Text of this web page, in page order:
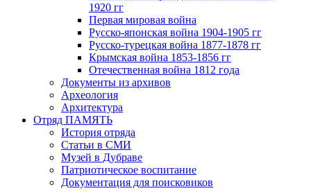
1920 гг
Первая мировая война
Русско-японская война 1904-1905 гг
Русско-турецкая война 1877-1878 гг
Крымская война 1853-1856 гг
Отечественная война 1812 года
Документы из архивов
Археология
Архитектура
Отряд ПАМЯТЬ
История отряда
Статьи в СМИ
Музей в Дубраве
Патриотическое воспитание
Документация для поисковиков